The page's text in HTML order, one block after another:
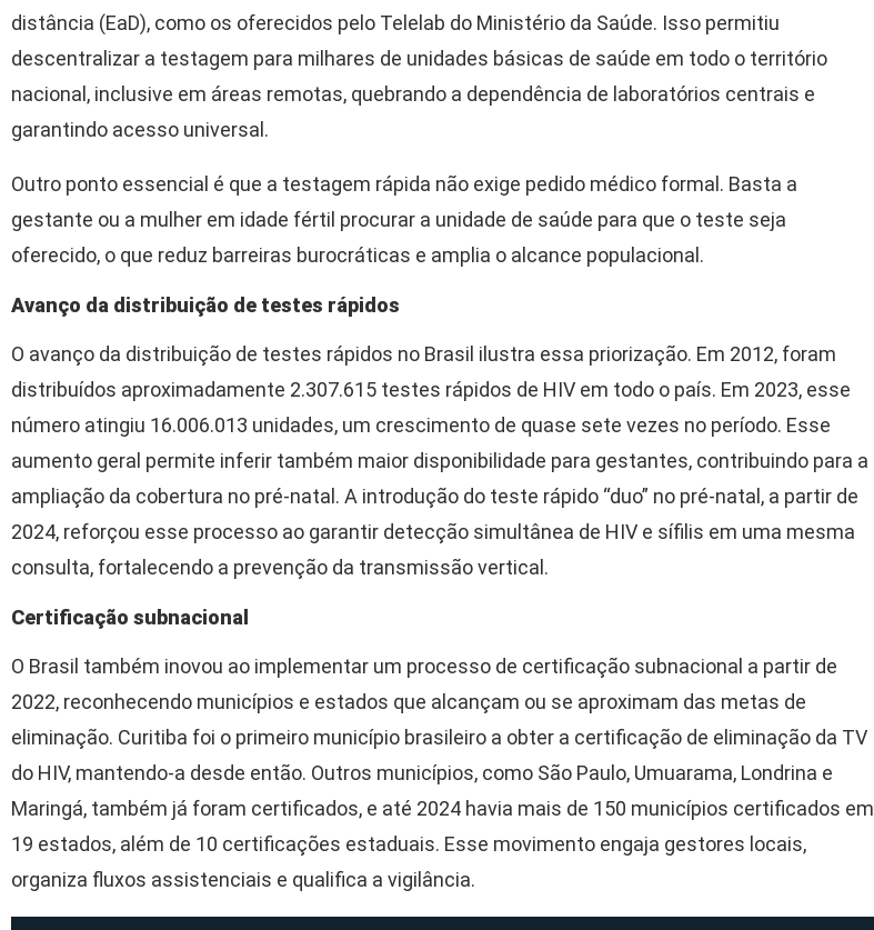
distância (EaD), como os oferecidos pelo Telelab do Ministério da Saúde. Isso permitiu
descentralizar a testagem para milhares de unidades básicas de saúde em todo o território
nacional, inclusive em áreas remotas, quebrando a dependência de laboratórios centrais e
garantindo acesso universal.
Outro ponto essencial é que a testagem rápida não exige pedido médico formal. Basta a
gestante ou a mulher em idade fértil procurar a unidade de saúde para que o teste seja
oferecido, o que reduz barreiras burocráticas e amplia o alcance populacional.
Avanço da distribuição de testes rápidos
O avanço da distribuição de testes rápidos no Brasil ilustra essa priorização. Em 2012, foram
distribuídos aproximadamente 2.307.615 testes rápidos de HIV em todo o país. Em 2023, esse
número atingiu 16.006.013 unidades, um crescimento de quase sete vezes no período. Esse
aumento geral permite inferir também maior disponibilidade para gestantes, contribuindo para a
ampliação da cobertura no pré-natal. A introdução do teste rápido “duo” no pré-natal, a partir de
2024, reforçou esse processo ao garantir detecção simultânea de HIV e sífilis em uma mesma
consulta, fortalecendo a prevenção da transmissão vertical.
Certificação subnacional
O Brasil também inovou ao implementar um processo de certificação subnacional a partir de
2022, reconhecendo municípios e estados que alcançam ou se aproximam das metas de
eliminação. Curitiba foi o primeiro município brasileiro a obter a certificação de eliminação da TV
do HIV, mantendo-a desde então. Outros municípios, como São Paulo, Umuarama, Londrina e
Maringá, também já foram certificados, e até 2024 havia mais de 150 municípios certificados em
19 estados, além de 10 certificações estaduais. Esse movimento engaja gestores locais,
organiza fluxos assistenciais e qualifica a vigilância.